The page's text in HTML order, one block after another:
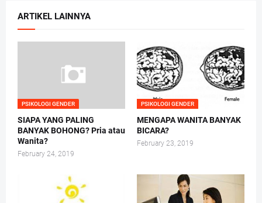
ARTIKEL LAINNYA
PSIKOLOGI GENDER
SIAPA YANG PALING
BANYAK BOHONG? Pria atau
Wanita?
February 24, 2019
PSIKOLOGI GENDER
MENGAPA WANITA BANYAK
BICARA?
February 23, 2019